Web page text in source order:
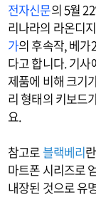
전자신문의 5월
리나라의 라온디
가의 후속작, 베가
다고 합니다. 기사
제품에 비해 크기
리 형태의 키보드
요.
참고로 블랙베리
마트폰 시리즈로
내장된 것으로 유